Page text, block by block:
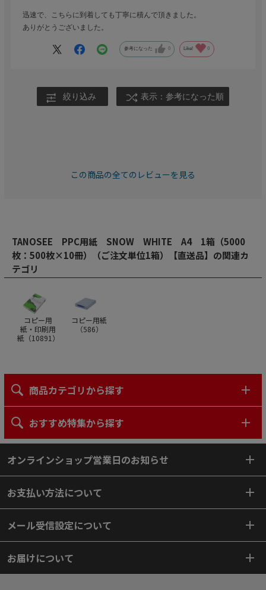
迅速で、こちらに到着しても丁寧に積んで頂きました。
ありがとうございました。
参考になった 0 Like! 0
絞り込み 表示：参考になった順
この商品の全てのレビューを見る
TANOSEE PPC用紙 SNOW WHITE A4 1箱（5000
枚：500枚×10冊）（ご注文単位1箱）【直送品】の関連カ
テゴリ
コピー用
紙・印刷用
紙（10891 ）
コピー用紙
（586）
商品カテゴリから探す
おすすめ特集から探す
オンラインショップ営業日のお知らせ
お支払い方法について
メール受信設定について
お届けについて